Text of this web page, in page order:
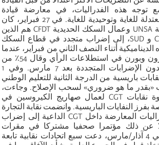
مع توجه هذه الفدراليات، في معارضة قيادة
مارتينيز، التي تعتبر معتدلة للغاية وتوحيدية للغاية. في 27 فبراير، كان
عمال السكك الحديدية UNSA وعمال السكك الحديدية CFDT هم الذين
دعوا بدورهم، مع CGT و SUD، إلى إضراب متجدد في قطاع السكك
أتناء النصف الثاني من فبراير، عندما
انخفضت شعبية ماكرون وبورن في استطلاعات الرأي وقال 54٪ من
المستجوبين إنهم يؤيدون الإضرابات المتجددة بعد 7 مارس. وفي 1
باريسية من الدرجة الثانية للتعليم الوطني
«بقدر ما هو ضروري» لسحب الإصلاح. وجاءت،
في أعقاب ذلك، دعوة نقابات CGT لعمال صهاريج الكيروسين في
بفرز النفايات الباريسية. وانضمت نقابة التجارة
والبناء CGT إلى الفدراليات المعارضة داخل CGT الداعية إلى إضراب
عن ذلك مؤتمرا صحفيا مشتركا في مقرات
الكونفدرالية CGT. وفي 4 آذار/مارس، دعت سبع اتحادات نقابية تابعة